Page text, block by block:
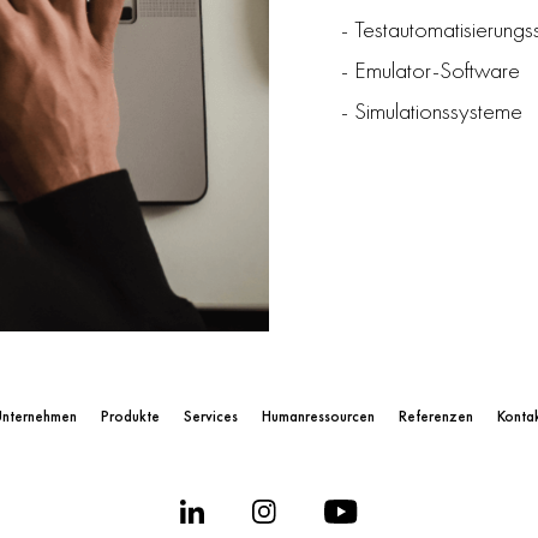
-
- Emulator-Software
- Simulationssysteme
Produkte Services Humanressourcen Referenzen